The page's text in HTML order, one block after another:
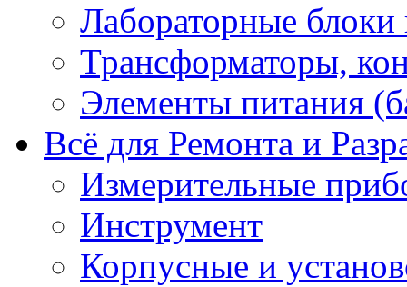
Лабораторные блоки
Трансформаторы,
Элементы питания
Всё для Ремонта и
Измерительные
Инструмент
Корпусные и